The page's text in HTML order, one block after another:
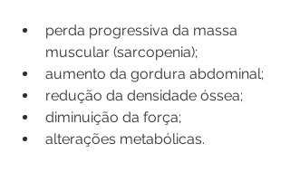
perda progressiva da massa
muscular (sarcopenia);
aumento da gordura abdominal;
redução da densidade óssea;
diminuição da força;
alterações metabólicas.